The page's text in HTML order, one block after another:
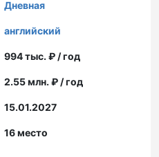
Дневная
английский
994 тыс. ₽ / год
2.55 млн. ₽ / год
15.01.2027
16 место